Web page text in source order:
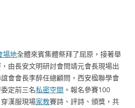
場地全體來賓集體祭拜了屈原，接著舉
由長安文明研討會閆靖元會長現場出
會會長李醉任總顧問，西安楹聯學會
定前三名私密空間 。報名參賽100
漢服現場家教賽詩、評詩、頒獎，共